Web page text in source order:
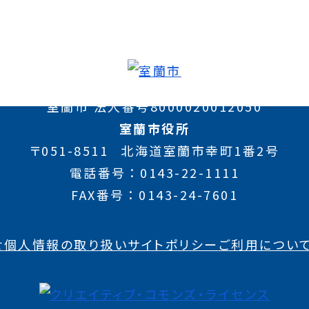
室蘭市 法人番号8000020012050
室蘭市役所
〒051-8511
北海道室蘭市幸町1番2号
電話番号
0143-22-1111
FAX番号
0143-24-7601
個人情報の取り扱いサイトポリシーご利用について